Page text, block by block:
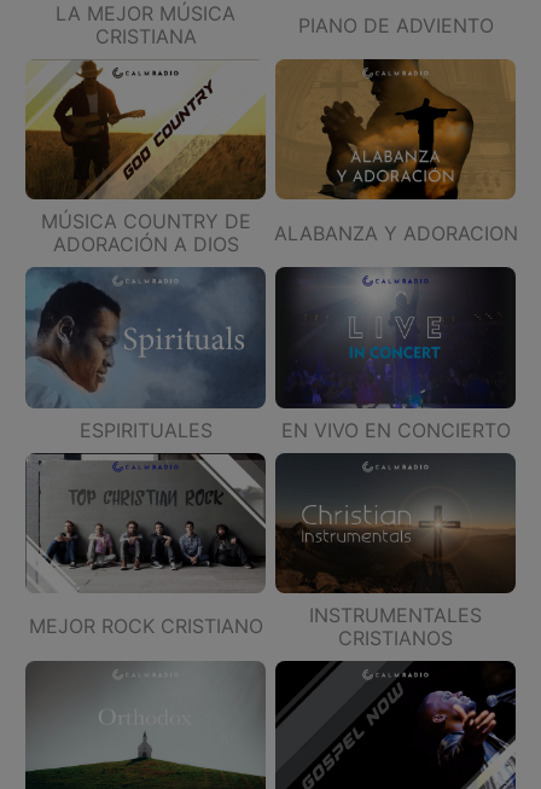
LA MEJOR MÚSICA
CRISTIANA
PIANO DE ADVIENTO
MÚSICA COUNTRY DE
ADORACIÓN A DIOS
ALABANZA Y ADORACION
ESPIRITUALES EN VIVO EN CONCIERTO
MEJOR ROCK CRISTIANO
INSTRUMENTALES
CRISTIANOS